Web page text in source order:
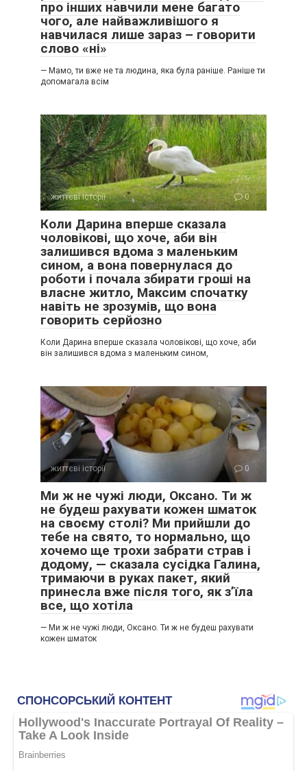
про інших навчили мене багато
чого, але найважливішого я
навчилася лише зараз – говорити
слово «ні»
— Мамо, ти вже не та людина, яка була раніше. Раніше ти
допомагала всім
життєві історії 0
Коли Дарина вперше сказала
чоловікові, що хоче, аби він
залишився вдома з маленьким
сином, а вона повернулася до
роботи і почала збирати гроші на
власне житло, Максим спочатку
навіть не зрозумів, що вона
говорить серйозно
Коли Дарина вперше сказала чоловікові, що хоче, аби
він залишився вдома з маленьким сином,
життєві історії 0
Ми ж не чужі люди, Оксано. Ти ж
не будеш рахувати кожен шматок
на своєму столі? Ми прийшли до
тебе на свято, то нормально, що
хочемо ще трохи забрати страв і
додому, — сказала сусідка Галина,
тримаючи в руках пакет, який
принесла вже після того, як з’їла
все, що хотіла
— Ми ж не чужі люди, Оксано. Ти ж не будеш рахувати
кожен шматок